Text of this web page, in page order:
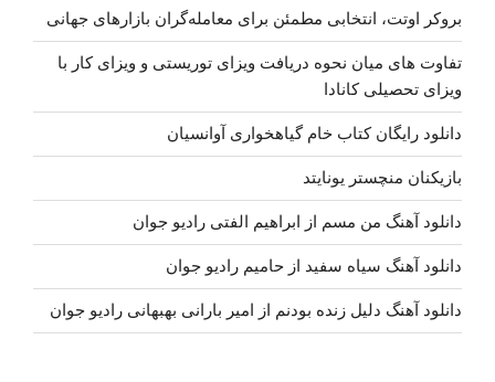
بروکر اوتت، انتخابی مطمئن برای معامله‌گران بازارهای جهانی
تفاوت های میان نحوه دریافت ویزای توریستی و ویزای کار با
ویزای تحصیلی کانادا
دانلود رایگان کتاب خام گیاهخواری آوانسیان
بازیکنان منچستر یونایتد
دانلود آهنگ من مسم از ابراهیم الفتی رادیو جوان
دانلود آهنگ سیاه سفید از حامیم رادیو جوان
دانلود آهنگ دلیل زنده بودنم از امیر بارانی بهبهانی رادیو جوان